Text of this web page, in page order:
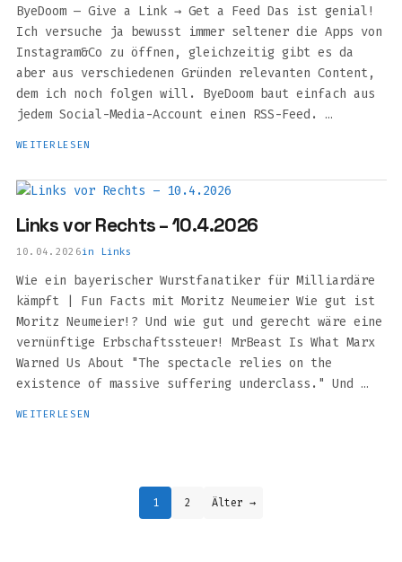
ByeDoom — Give a Link → Get a Feed Das ist genial!
Ich versuche ja bewusst immer seltener die Apps von
Instagram&Co zu öffnen, gleichzeitig gibt es da
aber aus verschiedenen Gründen relevanten Content,
dem ich noch folgen will. ByeDoom baut einfach aus
jedem Social-Media-Account einen RSS-Feed. …
WEITERLESEN
Links vor Rechts – 10.4.2026
10.04.2026in Links
Wie ein bayerischer Wurstfanatiker für Milliardäre
kämpft | Fun Facts mit Moritz Neumeier Wie gut ist
Moritz Neumeier!? Und wie gut und gerecht wäre eine
vernünftige Erbschaftssteuer! MrBeast Is What Marx
Warned Us About "The spectacle relies on the
existence of massive suffering underclass." Und …
WEITERLESEN
1 2 Älter →